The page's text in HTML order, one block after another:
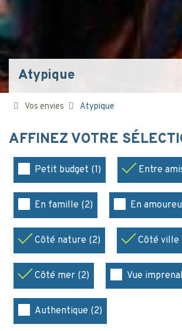
Atypique
Vos envies Atypique
AFFINEZ VOTRE
Petit budget (1) Entre
En famille (2) En
Côté nature (2) Côté ville
Côté mer (2) Vue
Authentique (2)